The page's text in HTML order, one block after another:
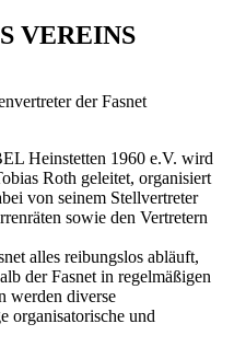
VEREINS
der Fasnet
Heinstetten 1960 e.V. wird
Roth geleitet, organisiert
von seinem Stellvertreter
sowie den Vertretern
alles reibungslos abläuft,
der Fasnet in regelmäßigen
werden diverse
organisatorische und